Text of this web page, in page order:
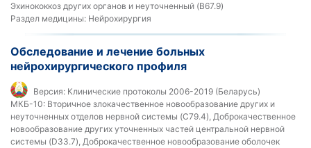
Эхинококкоз других органов и неуточненный (B67.9)
Раздел медицины: Нейрохирургия
Обследование и лечение больных
нейрохирургического профиля
Версия: Клинические протоколы 2006-2019 (Беларусь)
МКБ-10: Вторичное злокачественное новообразование других и
неуточненных отделов нервной системы (C79.4), Доброкачественное
новообразование других уточненных частей центральной нервной
системы (D33.7), Доброкачественное новообразование оболочек